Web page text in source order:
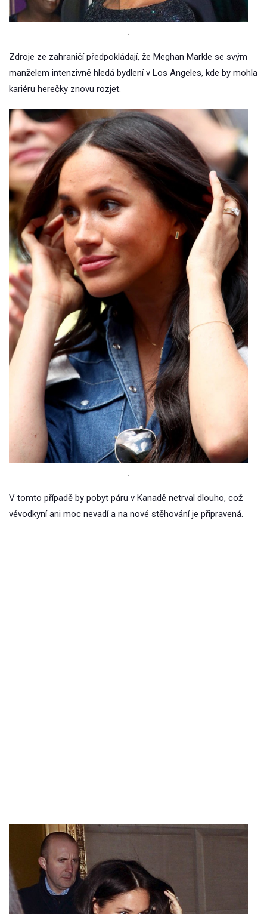
.
Zdroje ze zahraničí předpokládají, že Meghan Markle se svým
manželem intenzivně hledá bydlení v Los Angeles, kde by mohla
kariéru herečky znovu rozjet.
.
V tomto případě by pobyt páru v Kanadě netrval dlouho, což
vévodkyní ani moc nevadí a na nové stěhování je připravená.